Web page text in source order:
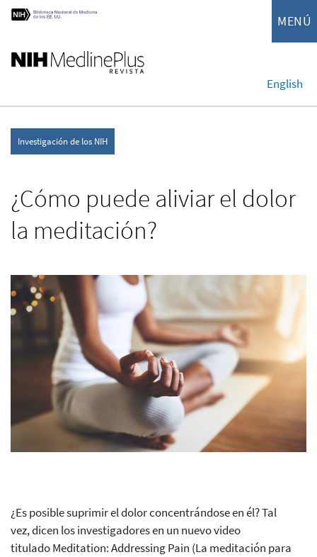
MENÚ
English
Investigación de los NIH
¿Cómo puede aliviar el dolor
la meditación?
¿Es posible suprimir el dolor concentrándose en él? Tal
vez, dicen los investigadores en un nuevo video
titulado Meditation: Addressing Pain (La meditación para